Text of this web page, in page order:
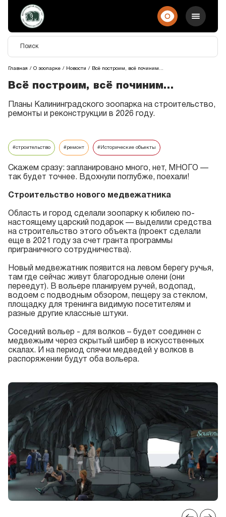
Главная О зоопарке Новости Всё построим, всё починим...
Всё построим, всё починим...
Планы Калининградского зоопарка на строительство,
ремонты и реконструкции в 2026 году.
#строительство #ремонт #Исторические объекты
Скажем сразу: запланировано много, нет, МНОГО —
так будет точнее. Вдохнули поглубже, поехали!
Строительство нового медвежатника
Область и город сделали зоопарку к юбилею по-
настоящему царский подарок — выделили средства
на строительство этого объекта (проект сделали
еще в 2021 году за счет гранта программы
приграничного сотрудничества).
Новый медвежатник появится на левом берегу ручья,
там где сейчас живут благородные олени (они
переедут). В вольере планируем ручей, водопад,
водоем с подводным обзором, пещеру за стеклом,
площадку для тренинга видимую посетителям и
разные другие классные штуки.
Соседний вольер - для волков – будет соединен с
медвежьим через скрытый шибер в искусственных
скалах. И на период спячки медведей у волков в
распоряжении будут оба вольера.